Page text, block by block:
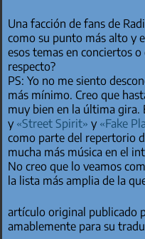
Una facción de fans de
como su punto más alto y
esos temas en conciertos o
respecto?
PS: Yo no me siento
más mínimo. Creo que
muy bien en la última gira.
y «Street Spirit» y «Fake
como parte del repertorio
mucha más música en el
No creo que lo veamos
la lista más amplia de la
artículo original publicado
amablemente para su